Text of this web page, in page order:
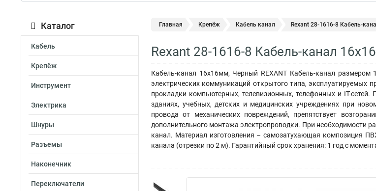
Каталог
Кабель
Крепёж
Инструмент
Электрика
Шнуры
Разъемы
Наконечник
Переключатели
Главная Крепёж Кабель канал Rexant 28-1616-8 Кабель-
Rexant 28-1616-8 Кабель-канал
Кабель-канал 16х16мм, Черный REXANT Кабель-канал
электрических коммуникаций открытого типа, эксплуатируемых
прокладки компьютерных, телевизионных, телефонных и IT-
зданиях, учебных, детских и медицинских учреждениях при
провода от механических повреждений, препятствует
дополнительного монтажа электропроводки. При необходимости
канал. Материал изготовления – самозатухающая композиция
канала (отрезки по 2 м). Гарантийный срок хранения: 1 год с